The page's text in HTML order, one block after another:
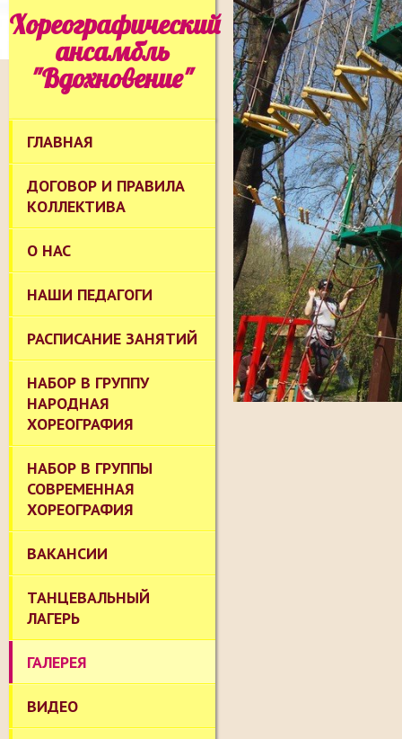
Хореографический
ансамбль
"Вдохновение"
ГЛАВНАЯ
ДОГОВОР И ПРАВИЛА
КОЛЛЕКТИВА
О НАС
НАШИ ПЕДАГОГИ
РАСПИСАНИЕ ЗАНЯТИЙ
НАБОР В ГРУППУ
НАРОДНАЯ
ХОРЕОГРАФИЯ
НАБОР В ГРУППЫ
СОВРЕМЕННАЯ
ХОРЕОГРАФИЯ
ВАКАНСИИ
ТАНЦЕВАЛЬНЫЙ
ЛАГЕРЬ
ГАЛЕРЕЯ
ВИДЕО